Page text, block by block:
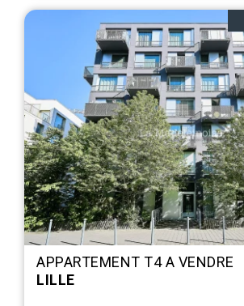
APPARTEMENT T4 A VENDRE
LILLE